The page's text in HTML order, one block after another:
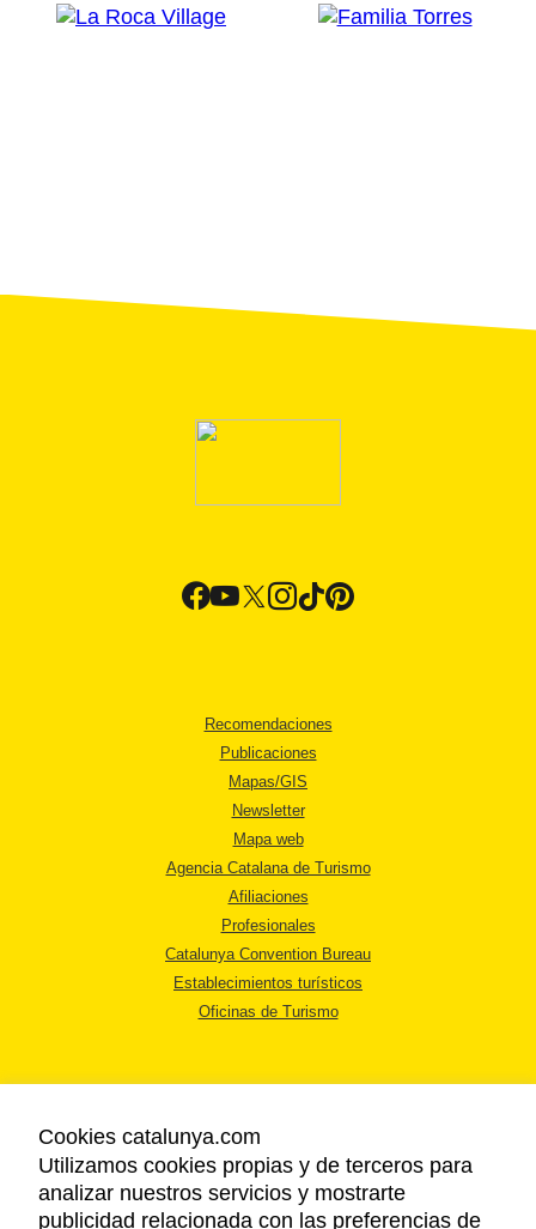
Recomendaciones
Publicaciones
Mapas/GIS
Newsletter
Mapa web
Agencia Catalana de Turismo
Afiliaciones
Profesionales
Catalunya Convention Bureau
Establecimientos turísticos
Oficinas de Turismo
AVISO LEGAL
POLÍTICA DE PRIVACIDAD
Cookies catalunya.com
Utilizamos cookies propias y de terceros para
analizar nuestros servicios y mostrarte
publicidad relacionada con las preferencias de